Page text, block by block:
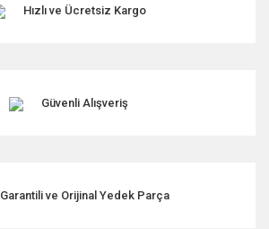
Hızlı ve Ücretsiz Kargo
Güvenli Alışveriş
Garantili ve Orijinal Yedek Parça